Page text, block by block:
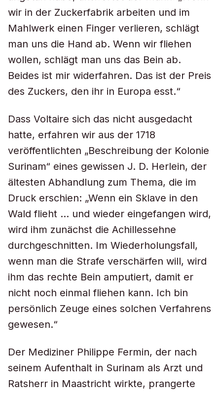
wir in der Zuckerfabrik arbeiten und im
Mahlwerk einen Finger verlieren, schlägt
man uns die Hand ab. Wenn wir fliehen
wollen, schlägt man uns das Bein ab.
Beides ist mir widerfahren. Das ist der Preis
des Zuckers, den ihr in Europa esst.“
Dass Voltaire sich das nicht ausgedacht
hatte, erfahren wir aus der 1718
veröffentlichten „Beschreibung der Kolonie
Surinam“ eines gewissen J. D. Herlein, der
ältesten Abhandlung zum Thema, die im
Druck erschien: „Wenn ein Sklave in den
Wald flieht … und wieder eingefangen wird,
wird ihm zunächst die Achillessehne
durchgeschnitten. Im Wiederholungsfall,
wenn man die Strafe verschärfen will, wird
ihm das rechte Bein amputiert, damit er
nicht noch einmal fliehen kann. Ich bin
persönlich Zeuge eines solchen Verfahrens
gewesen.“
Der Mediziner Philippe Fermin, der nach
seinem Aufenthalt in Surinam als Arzt und
Ratsherr in Maastricht wirkte, prangerte